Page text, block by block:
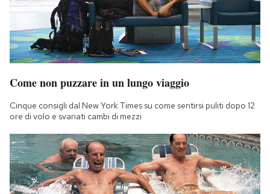
Come non puzzare in un lungo viaggio
Cinque consigli dal New York Times su come sentirsi puliti dopo 12
ore di volo e svariati cambi di mezzi